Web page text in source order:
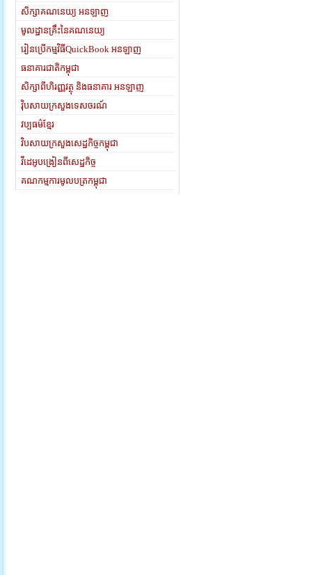
សិក្សាគណនេយ្យ អនឡាញ
មូលដ្ឋានគ្រឹះនៃគណនេយ្យ
រៀនប្រើកម្មវិធីQuickBook អនឡាញ
ធនាគារជាតិកម្ពុជា
សិក្សាពីហិរញ្ញវត្ថុ និងធនាគារ អនឡាញ
វ៉ិបសាយក្រសួងទេសចរណ៍
វប្បធម៌ខ្មែរ
វិបសាយក្រសួងសេដ្ឋកិច្ចកម្ពុជា
វីដេអូបង្រៀនពីសេដ្ឋកិច្ច
គណកម្មការមូលបត្រកម្ពុជា